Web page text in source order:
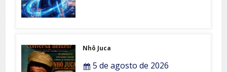
Nhô Juca
5 de agosto de 2026